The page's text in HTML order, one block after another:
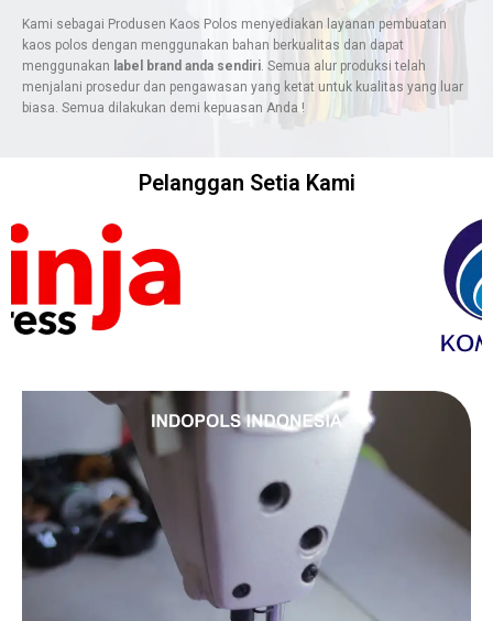
Kami sebagai Produsen Kaos Polos menyediakan layanan pembuatan
kaos polos dengan menggunakan bahan berkualitas dan dapat
menggunakan label brand anda sendiri . Semua alur produksi telah
menjalani prosedur dan pengawasan yang ketat untuk kualitas yang luar
biasa. Semua dilakukan demi kepuasan Anda !
Pelanggan Setia Kami